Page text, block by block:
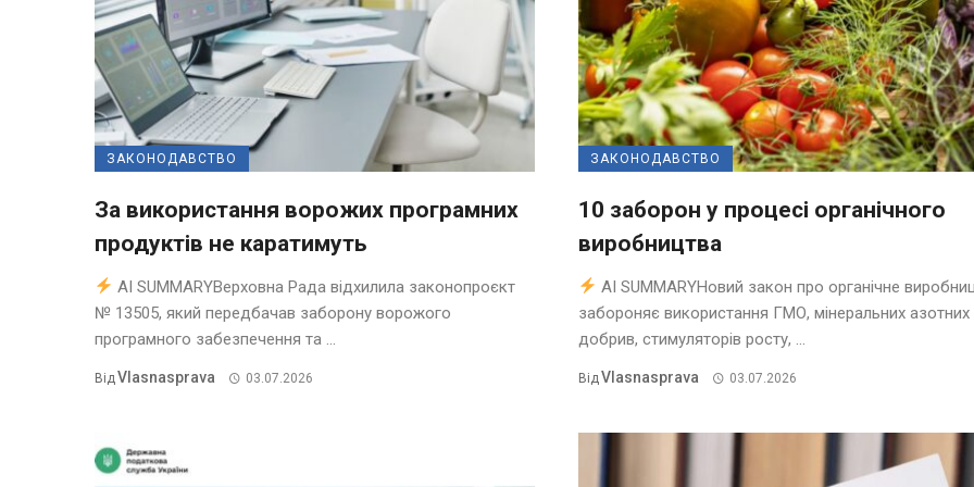
ЗАКОНОДАВСТВО
За використання ворожих програмних
продуктів не каратимуть
AI SUMMARYВерховна Рада відхилила законопроєкт
№ 13505, який передбачав заборону ворожого
програмного забезпечення та ...
ВідVlasnasprava 03.07.2026
ЗАКОНОДАВСТВО
10 заборон у процесі органічного
виробництва
AI SUMMARYНовий закон про органічне
забороняє використання ГМО, мінеральних азотних
добрив, стимуляторів росту, ...
ВідVlasnasprava 03.07.2026